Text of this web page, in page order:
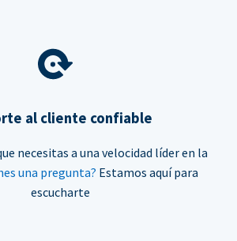
al cliente confiable
necesitas a una velocidad líder en la
una pregunta? Estamos aquí para
escucharte